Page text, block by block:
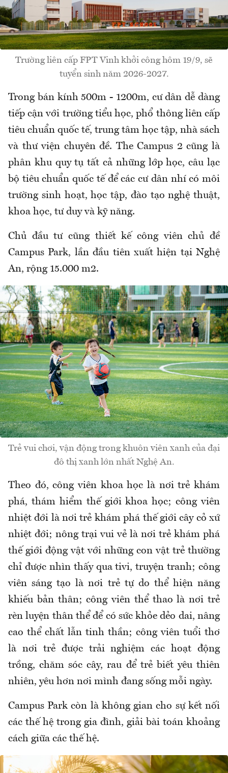
Trường liên cấp FPT Vinh khởi công hôm 19/9, sẽ
tuyển sinh năm 2026-2027.
Trong bán kính 500m - 1200m, cư dân dễ dàng
tiếp cận với trường tiểu học, phổ thông liên cấp
tiêu chuẩn quốc tế, trung tâm học tập, nhà sách
và thư viện chuyên đề. The Campus 2 cũng là
phân khu quy tụ tất cả những lớp học, câu lạc
bộ tiêu chuẩn quốc tế để các cư dân nhí có môi
trường sinh hoạt, học tập, đào tạo nghệ thuật,
khoa học, tư duy và kỹ năng.
Chủ đầu tư cũng thiết kế công viên chủ đề
Campus Park, lần đầu tiên xuất hiện tại Nghệ
An, rộng 15.000 m2.
Trẻ vui chơi, vận động trong khuôn viên xanh của đại
đô thị xanh lớn nhất Nghệ An.
Theo đó, công viên khoa học là nơi trẻ khám
phá, thám hiểm thế giới khoa học; công viên
nhiệt đới là nơi trẻ khám phá thế giới cây cỏ xứ
nhiệt đới; nông trại vui vẻ là nơi trẻ khám phá
thế giới động vật với những con vật trẻ thường
chỉ được nhìn thấy qua tivi, truyện tranh; công
viên sáng tạo là nơi trẻ tự do thể hiện năng
khiếu bản thân; công viên thể thao là nơi trẻ
rèn luyện thân thể để có sức khỏe dẻo dai, nâng
cao thể chất lẫn tinh thần; công viên tuổi thơ
là nơi trẻ được trải nghiệm các hoạt động
trồng, chăm sóc cây, rau để trẻ biết yêu thiên
nhiên, yêu hơn nơi mình đang sống mỗi ngày.
Campus Park còn là không gian cho sự kết nối
các thế hệ trong gia đình, giải bài toán khoảng
cách giữa các thế hệ.